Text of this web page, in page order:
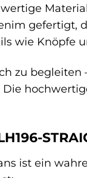
gefertigt,
wie Knöpfe
zu begleiten
ist ein